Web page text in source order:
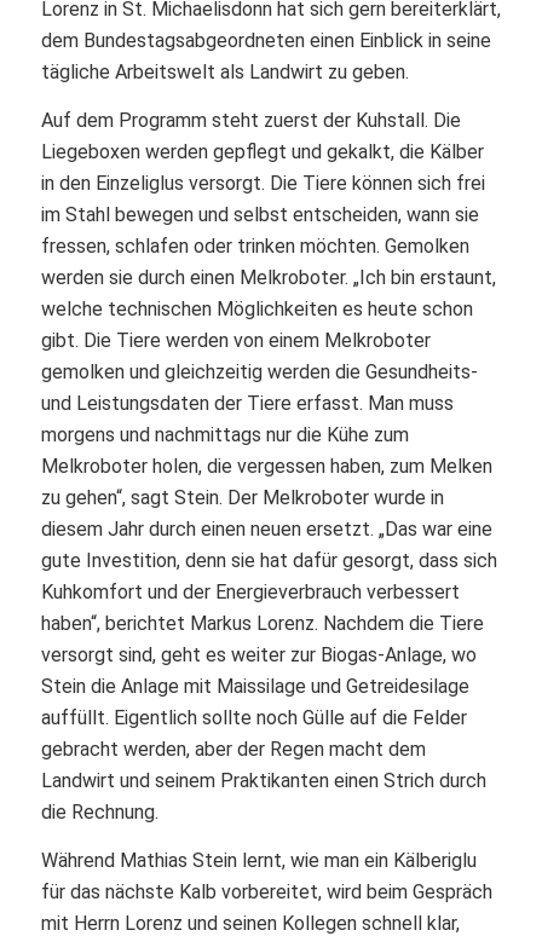
Lorenz in St. Michaelisdonn hat sich gern bereiterklärt,
dem Bundestagsabgeordneten einen Einblick in seine
tägliche Arbeitswelt als Landwirt zu geben.
Auf dem Programm steht zuerst der Kuhstall. Die
Liegeboxen werden gepflegt und gekalkt, die Kälber
in den Einzeliglus versorgt. Die Tiere können sich frei
im Stahl bewegen und selbst entscheiden, wann sie
fressen, schlafen oder trinken möchten. Gemolken
werden sie durch einen Melkroboter. „Ich bin erstaunt,
welche technischen Möglichkeiten es heute schon
gibt. Die Tiere werden von einem Melkroboter
gemolken und gleichzeitig werden die Gesundheits-
und Leistungsdaten der Tiere erfasst. Man muss
morgens und nachmittags nur die Kühe zum
Melkroboter holen, die vergessen haben, zum Melken
zu gehen“, sagt Stein. Der Melkroboter wurde in
diesem Jahr durch einen neuen ersetzt. „Das war eine
gute Investition, denn sie hat dafür gesorgt, dass sich
Kuhkomfort und der Energieverbrauch verbessert
haben“, berichtet Markus Lorenz. Nachdem die Tiere
versorgt sind, geht es weiter zur Biogas-Anlage, wo
Stein die Anlage mit Maissilage und Getreidesilage
auffüllt. Eigentlich sollte noch Gülle auf die Felder
gebracht werden, aber der Regen macht dem
Landwirt und seinem Praktikanten einen Strich durch
die Rechnung.
Während Mathias Stein lernt, wie man ein Kälberiglu
für das nächste Kalb vorbereitet, wird beim Gespräch
mit Herrn Lorenz und seinen Kollegen schnell klar,